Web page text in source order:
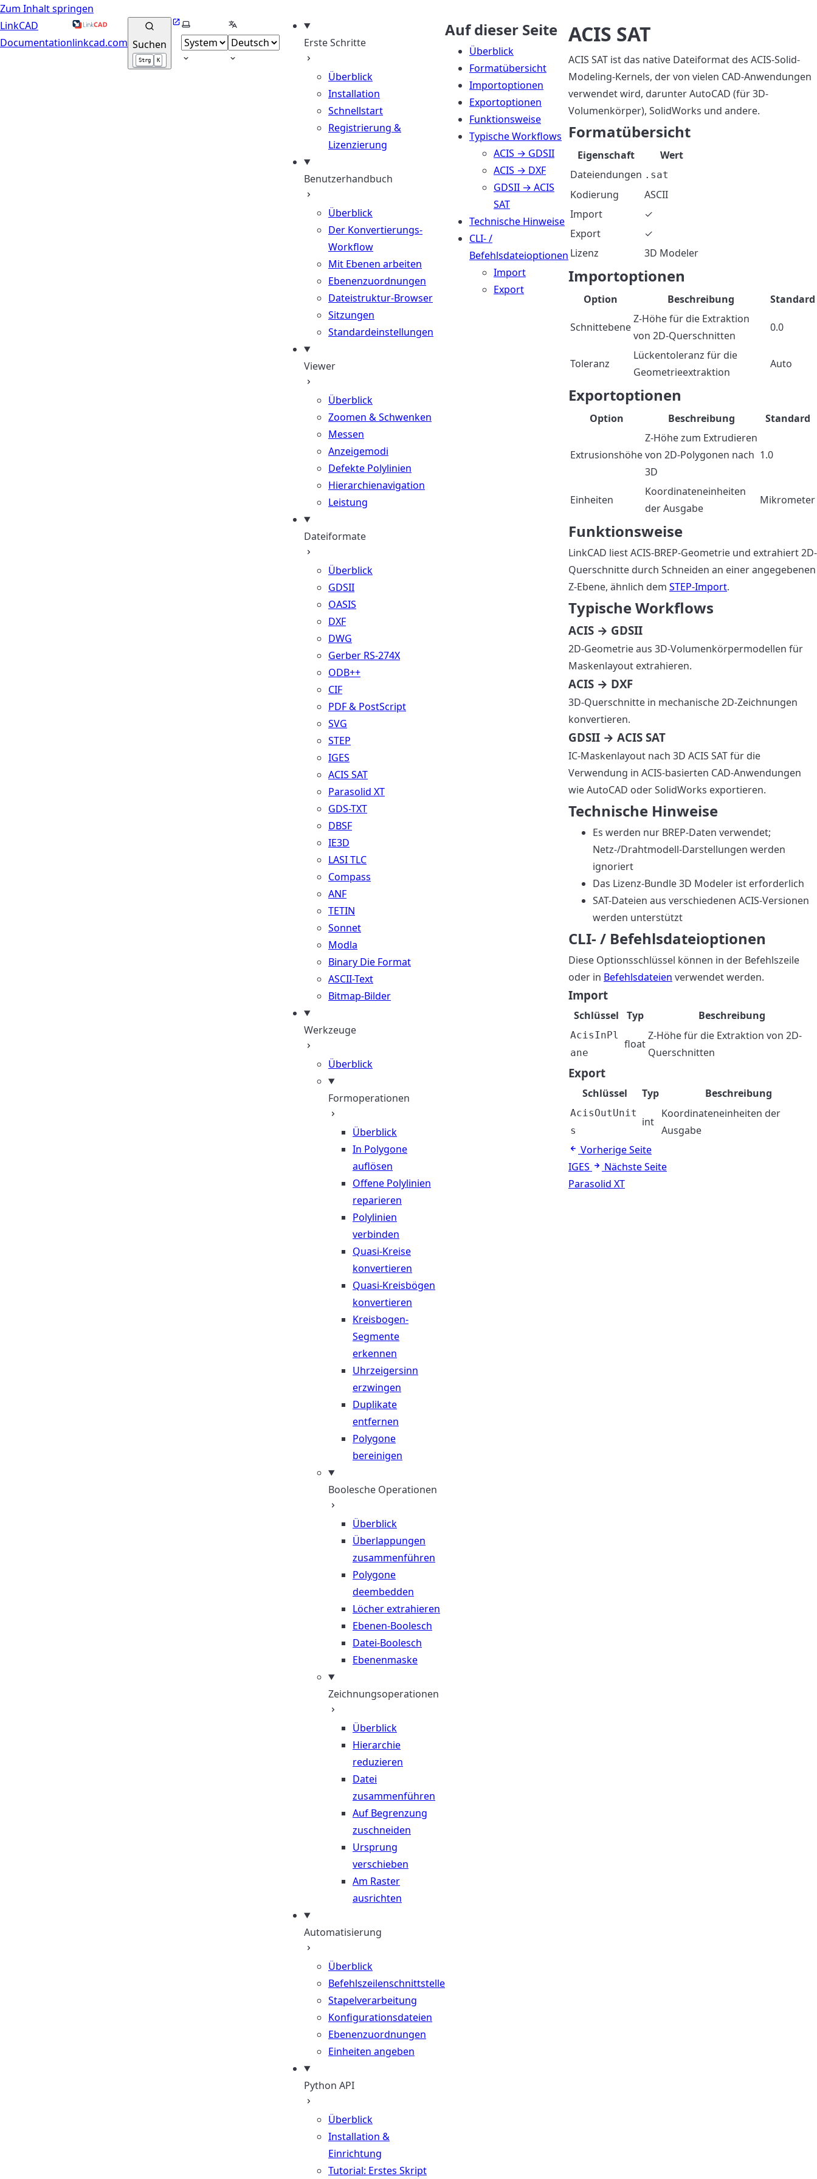
Zum Inhalt springen
LinkCAD
Documentationlinkcad.com Suchen
Strg K
Website
Farbschema wählen
Sprache wählen
Erste Schritte
Überblick
Installation
Schnellstart
Registrierung &
Lizenzierung
Benutzerhandbuch
Überblick
Der Konvertierungs-
Workflow
Mit Ebenen arbeiten
Ebenenzuordnungen
Dateistruktur-Browser
Sitzungen
Standardeinstellungen
Viewer
Überblick
Zoomen & Schwenken
Messen
Anzeigemodi
Defekte Polylinien
Hierarchienavigation
Leistung
Dateiformate
Überblick
GDSII
OASIS
DXF
DWG
Gerber RS-274X
ODB++
CIF
PDF & PostScript
SVG
STEP
IGES
ACIS SAT
Parasolid XT
GDS-TXT
DBSF
IE3D
LASI TLC
Compass
ANF
TETIN
Sonnet
Modla
Binary Die Format
ASCII-Text
Bitmap-Bilder
Werkzeuge
Überblick
Formoperationen
Überblick
In Polygone
auflösen
Offene Polylinien
reparieren
Polylinien
verbinden
Quasi-Kreise
konvertieren
Quasi-Kreisbögen
konvertieren
Kreisbogen-
Segmente
erkennen
Uhrzeigersinn
erzwingen
Duplikate
entfernen
Polygone
bereinigen
Boolesche Operationen
Überblick
Überlappungen
zusammenführen
Polygone
deembedden
Löcher extrahieren
Ebenen-Boolesch
Datei-Boolesch
Ebenenmaske
Zeichnungsoperationen
Überblick
Hierarchie
reduzieren
Datei
zusammenführen
Auf Begrenzung
zuschneiden
Ursprung
verschieben
Am Raster
ausrichten
Automatisierung
Überblick
Befehlszeilenschnittstelle
Stapelverarbeitung
Konfigurationsdateien
Ebenenzuordnungen
Einheiten angeben
Python API
Überblick
Installation &
Einrichtung
Tutorial: Erstes Skript
Auf dieser Seite
Überblick
Formatübersicht
Importoptionen
Exportoptionen
Funktionsweise
Typische Workflows
ACIS → GDSII
ACIS → DXF
GDSII → ACIS
SAT
Technische Hinweise
CLI- /
Befehlsdateioptionen
Import
Export
ACIS SAT
ACIS SAT ist das native Dateiformat des ACIS-Solid-
Modeling-Kernels, der von vielen CAD-Anwendungen
verwendet wird, darunter AutoCAD (für 3D-
Volumenkörper), SolidWorks und andere.
Formatübersicht
Eigenschaft
Wert
Dateiendungen .sat
Kodierung
ASCII
Import
✓
Export
✓
Lizenz
3D Modeler
Importoptionen
Option Beschreibung Standard
Schnittebene
Z-Höhe für die Extraktion
von 2D-Querschnitten
0.0
Toleranz
Lückentoleranz für die
Geometrieextraktion
Auto
Exportoptionen
Option Beschreibung Standard
Extrusionshöhe
Z-Höhe zum Extrudieren
von 2D-Polygonen nach
3D
1.0
Einheiten
Koordinateneinheiten
der Ausgabe
Mikrometer
Funktionsweise
LinkCAD liest ACIS-BREP-Geometrie und extrahiert 2D-
Querschnitte durch Schneiden an einer angegebenen
Z-Ebene, ähnlich dem STEP-Import.
Typische Workflows
ACIS → GDSII
2D-Geometrie aus 3D-Volumenkörpermodellen für
Maskenlayout extrahieren.
ACIS → DXF
3D-Querschnitte in mechanische 2D-Zeichnungen
konvertieren.
GDSII → ACIS SAT
IC-Maskenlayout nach 3D ACIS SAT für die
Verwendung in ACIS-basierten CAD-Anwendungen
wie AutoCAD oder SolidWorks exportieren.
Technische Hinweise
Es werden nur BREP-Daten verwendet;
Netz-/Drahtmodell-Darstellungen werden
ignoriert
Das Lizenz-Bundle 3D Modeler ist erforderlich
SAT-Dateien aus verschiedenen ACIS-Versionen
werden unterstützt
CLI- / Befehlsdateioptionen
Diese Optionsschlüssel können in der Befehlszeile
oder in Befehlsdateien verwendet werden.
Import
Schlüssel Typ Beschreibung
AcisInPl
ane
float
Z-Höhe für die Extraktion von 2D-
Querschnitten
Export
Schlüssel Typ Beschreibung
AcisOutUnit
s
int
Koordinateneinheiten der
Ausgabe
Vorherige Seite
IGES
Nächste Seite
Parasolid XT